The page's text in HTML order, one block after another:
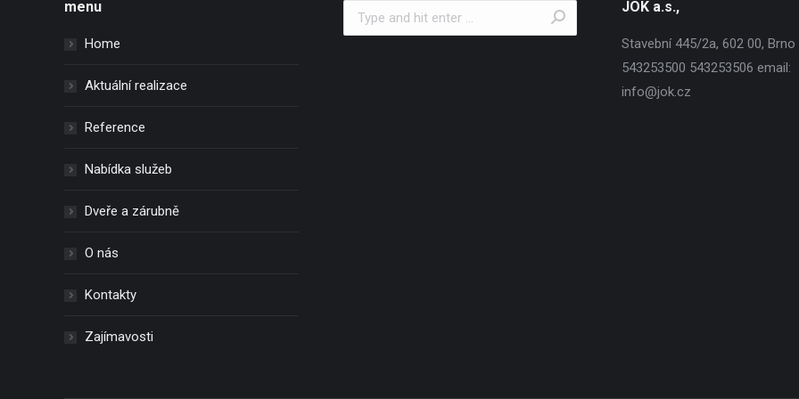
menu
Home
Aktuální realizace
Reference
Nabídka služeb
Dveře a zárubně
O nás
Kontakty
Zajímavosti
Search: JOK a.s.,
Stavební 445/2a, 602 00, Brno
543253500 543253506 email:
info@jok.cz